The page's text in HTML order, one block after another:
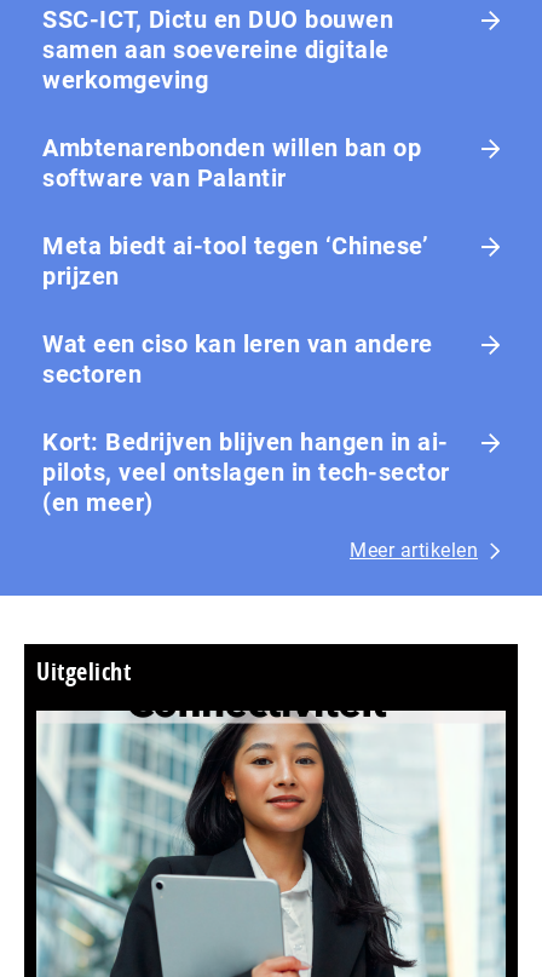
SSC-ICT, Dictu en DUO bouwen
samen aan soevereine digitale
werkomgeving
Ambtenarenbonden willen ban op
software van Palantir
Meta biedt ai-tool tegen ‘Chinese’
prijzen
Wat een ciso kan leren van andere
sectoren
Kort: Bedrijven blijven hangen in ai-
pilots, veel ontslagen in tech-sector
(en meer)
Meer artikelen
Uitgelicht